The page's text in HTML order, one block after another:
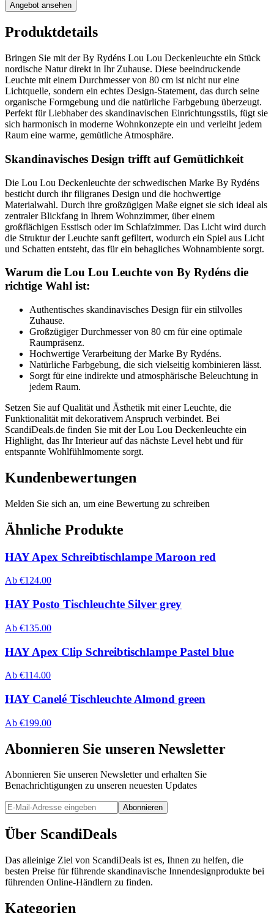
Angebot ansehen
Produktdetails
Bringen Sie mit der By Rydéns Lou Lou Deckenleuchte ein Stück
nordische Natur direkt in Ihr Zuhause. Diese beeindruckende
Leuchte mit einem Durchmesser von 80 cm ist nicht nur eine
Lichtquelle, sondern ein echtes Design-Statement, das durch seine
organische Formgebung und die natürliche Farbgebung überzeugt.
Perfekt für Liebhaber des skandinavischen Einrichtungsstils, fügt sie
sich harmonisch in moderne Wohnkonzepte ein und verleiht jedem
Raum eine warme, gemütliche Atmosphäre.
Skandinavisches Design trifft auf Gemütlichkeit
Die Lou Lou Deckenleuchte der schwedischen Marke By Rydéns
besticht durch ihr filigranes Design und die hochwertige
Materialwahl. Durch ihre großzügigen Maße eignet sie sich ideal als
zentraler Blickfang in Ihrem Wohnzimmer, über einem
großflächigen Esstisch oder im Schlafzimmer. Das Licht wird durch
die Struktur der Leuchte sanft gefiltert, wodurch ein Spiel aus Licht
und Schatten entsteht, das für ein behagliches Wohnambiente sorgt.
Warum die Lou Lou Leuchte von By Rydéns die
richtige Wahl ist:
Authentisches skandinavisches Design für ein stilvolles
Zuhause.
Großzügiger Durchmesser von 80 cm für eine optimale
Raumpräsenz.
Hochwertige Verarbeitung der Marke By Rydéns.
Natürliche Farbgebung, die sich vielseitig kombinieren lässt.
Sorgt für eine indirekte und atmosphärische Beleuchtung in
jedem Raum.
Setzen Sie auf Qualität und Ästhetik mit einer Leuchte, die
Funktionalität mit dekorativem Anspruch verbindet. Bei
ScandiDeals.de finden Sie mit der Lou Lou Deckenleuchte ein
Highlight, das Ihr Interieur auf das nächste Level hebt und für
entspannte Wohlfühlmomente sorgt.
Kundenbewertungen
Melden Sie sich an, um eine Bewertung zu schreiben
Ähnliche Produkte
HAY Apex Schreibtischlampe Maroon red
Ab €124.00
HAY Posto Tischleuchte Silver grey
Ab €135.00
HAY Apex Clip Schreibtischlampe Pastel blue
Ab €114.00
HAY Canelé Tischleuchte Almond green
Ab €199.00
Abonnieren Sie unseren Newsletter
Abonnieren Sie unseren Newsletter und erhalten Sie
Benachrichtigungen zu unseren neuesten Updates
Abonnieren
Über ScandiDeals
Das alleinige Ziel von ScandiDeals ist es, Ihnen zu helfen, die
besten Preise für führende skandinavische Innendesignprodukte bei
führenden Online-Händlern zu finden.
Kategorien